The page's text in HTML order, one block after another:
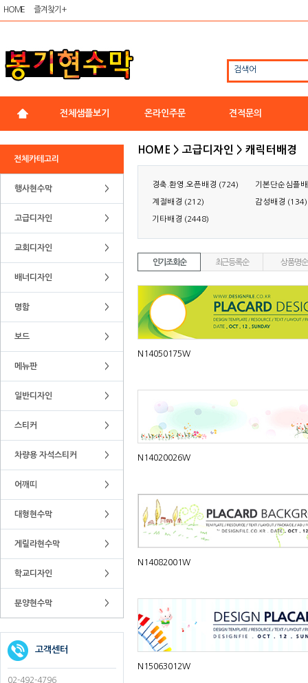
HOME 즐겨찾기 +
검색어
전체샘플보기 온라인주문 견적문의
전체카테고리
행사현수막 >
고급디자인 >
교회디자인 >
배너디자인 >
명함 >
보드 >
메뉴판 >
일반디자인 >
스티커 >
차량용 자석스티커 >
어깨띠 >
대형현수막 >
게릴라현수막 >
학교디자인 >
분양현수막 >
고객센터
02-492-4796
HOME > 고급디자인 > 캐릭터배경
경축.환영.오픈배경 (724) 기본단순심플
계절배경 (212) 감성배경 (134)
기타배경 (2448)
인기조회순 최근등록순 상품명순
N14050175W
N14020026W
N14082001W
N15063012W